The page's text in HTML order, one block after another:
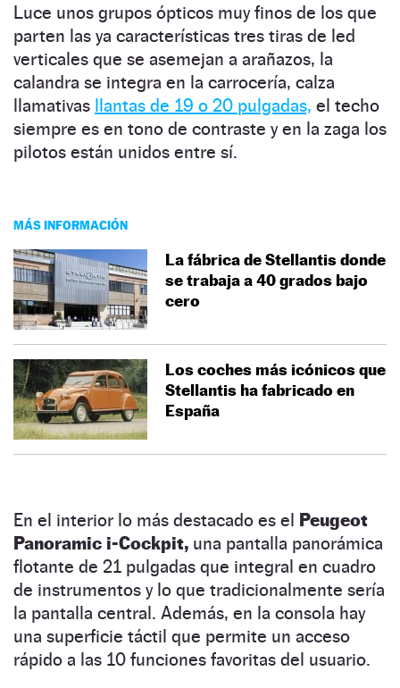
Luce unos grupos ópticos muy finos de los que
parten las ya características tres tiras de led
verticales que se asemejan a arañazos, la
calandra se integra en la carrocería, calza
llamativas llantas de 19 o 20 pulgadas, el techo
siempre es en tono de contraste y en la zaga los
pilotos están unidos entre sí.
MÁS INFORMACIÓN
La fábrica de Stellantis donde
se trabaja a 40 grados bajo
cero
Los coches más icónicos que
Stellantis ha fabricado en
España
En el interior lo más destacado es el Peugeot
Panoramic i-Cockpit, una pantalla panorámica
flotante de 21 pulgadas que integral en cuadro
de instrumentos y lo que tradicionalmente sería
la pantalla central. Además, en la consola hay
una superficie táctil que permite un acceso
rápido a las 10 funciones favoritas del usuario.